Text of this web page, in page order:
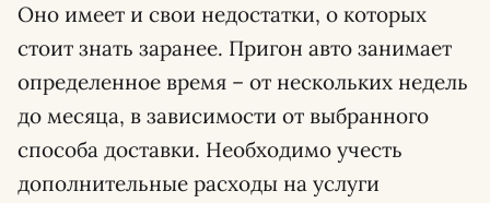
Оно имеет и свои недостатки, о которых
стоит знать заранее. Пригон авто занимает
определенное время – от нескольких недель
до месяца, в зависимости от выбранного
способа доставки. Необходимо учесть
дополнительные расходы на услуги